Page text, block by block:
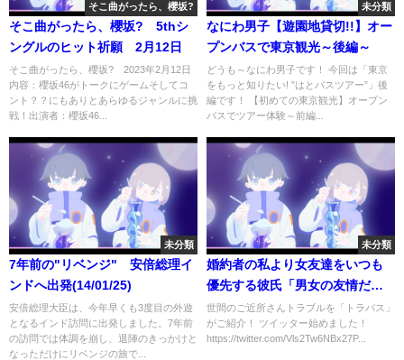
そこ曲がったら、櫻坂?
そこ曲がったら、櫻坂? 5thシ
ングルのヒット祈願 2月12日
そこ曲がったら、櫻坂? 2023年2月12日
内容：櫻坂46がトークにゲームそしてコ
ント？？にもありとあらゆるジャンルに挑
戦！出演者：櫻坂46...
未分類
なにわ男子【遊園地貸切!!】オー
プンバスで東京観光～後編～
どうも～なにわ男子です！ 今回は「東京
をもっと知りたい! ”はとバスツアー”」後
編です！ 【初めての東京観光】オープン
バスでツアー体験～前編...
未分類
7年前の"リベンジ" 安倍総理イ
ンドへ出発(14/01/25)
安倍総理大臣は、今年早くも3度目の外遊
となるインド訪問に出発しました。7年前
の訪問では体調を崩し、退陣のきっかけと
なっただけにリベンジの旅で...
未分類
婚約者の私より女友達をいつも
優先する彼氏「男女の友情だろ
ｗ婚約者なのに器小さ過ぎｗ」
→我慢の限界で、結婚式で全て
ぶちまけてやった結果ｗ【スカ
世間のご近所さんトラブルを「トラバス」
がご紹介！ ツイッター始めました！
https://twitter.com/Vls2Tw6NBx27P...